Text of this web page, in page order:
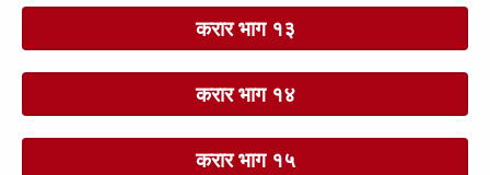
करार भाग १३
करार भाग १४
करार भाग १५